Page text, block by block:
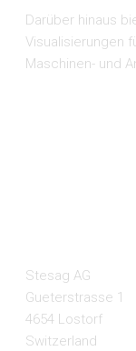
Darüber hinaus
Visualisierungen
Maschinen- und
Stesag AG
Gueterstrasse 1
4654 Lostorf
Switzerland